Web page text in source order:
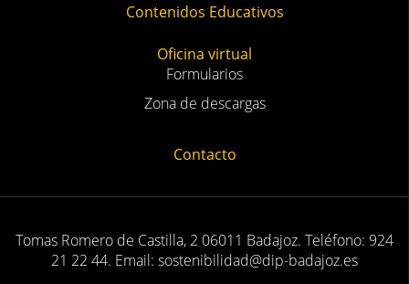
Contenidos Educativos
Oficina virtual
Formularios
Zona de descargas
Contacto
Tomas Romero de Castilla, 2 06011 Badajoz. Teléfono: 924
21 22 44. Email: sostenibilidad@dip-badajoz.es